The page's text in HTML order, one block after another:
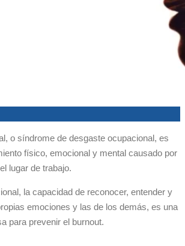
o síndrome de desgaste ocupacional, es
físico, emocional y mental causado por
lugar de trabajo.
la capacidad de reconocer, entender y
emociones y las de los demás, es una
para prevenir el burnout.